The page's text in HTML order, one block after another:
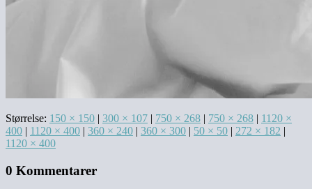
Størrelse: 150 × 150 | 300 × 107 | 750 × 268 | 750 × 268 | 1120 ×
400 | 1120 × 400 | 360 × 240 | 360 × 300 | 50 × 50 | 272 × 182 |
1120 × 400
0 Kommentarer